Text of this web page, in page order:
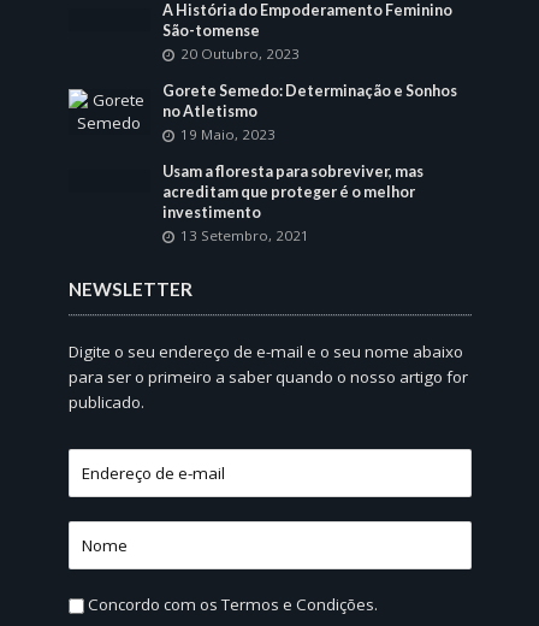
A História do Empoderamento Feminino
São-tomense
20 Outubro, 2023
Gorete Semedo: Determinação e Sonhos
no Atletismo
19 Maio, 2023
Usam a floresta para sobreviver, mas
acreditam que proteger é o melhor
investimento
13 Setembro, 2021
NEWSLETTER
Digite o seu endereço de e-mail e o seu nome abaixo
para ser o primeiro a saber quando o nosso artigo for
publicado.
Concordo com osTermos e Condições.